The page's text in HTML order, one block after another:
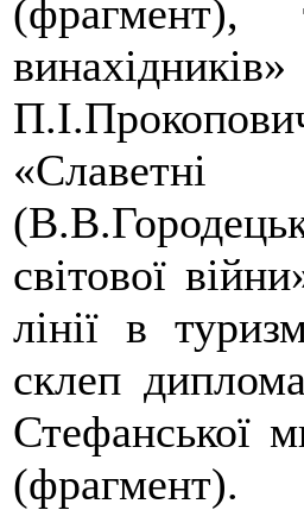
«Славетні
світової
лінії в
склеп
Стефанської
(фрагмент).